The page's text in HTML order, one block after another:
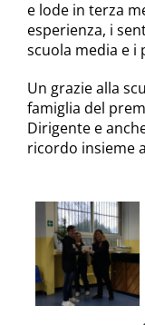
e lode in terza
esperienza, i
scuola media e i
Un grazie alla
famiglia del
Dirigente e
ricordo insieme